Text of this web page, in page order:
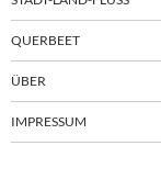
QUERBEET
ÜBER
IMPRESSUM